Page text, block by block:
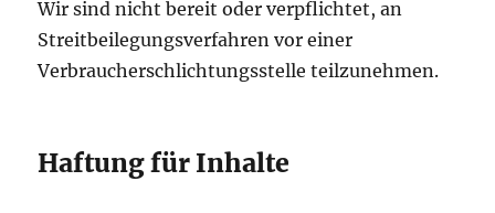
Wir sind nicht bereit oder verpflichtet, an
Streitbeilegungsverfahren vor einer
Verbraucherschlichtungsstelle teilzunehmen.
Haftung für Inhalte